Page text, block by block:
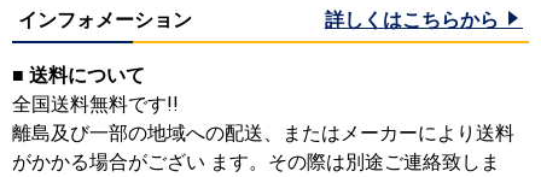
インフォメーション 詳しくはこちらから
■ 送料について
全国送料無料です!!
離島及び一部の地域への配送、またはメーカーにより送料
がかかる場合がござい ます。その際は別途ご連絡致しま